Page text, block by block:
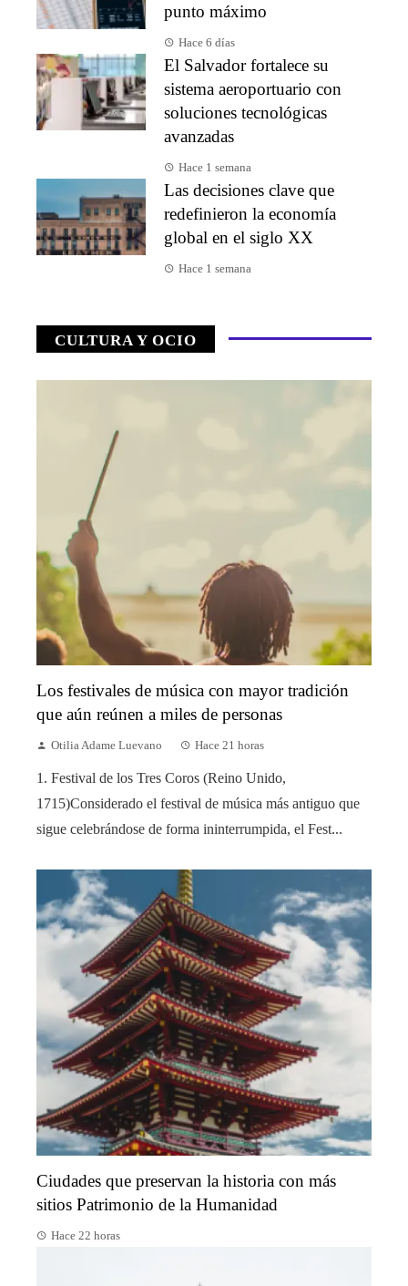
punto máximo
Hace 6 días
El Salvador fortalece su
sistema aeroportuario con
soluciones tecnológicas
avanzadas
Hace 1 semana
Las decisiones clave que
redefinieron la economía
global en el siglo XX
Hace 1 semana
CULTURA Y OCIO
Los festivales de música con mayor tradición
que aún reúnen a miles de personas
Otilia Adame Luevano Hace 21 horas
1. Festival de los Tres Coros (Reino Unido,
1715)Considerado el festival de música más antiguo que
sigue celebrándose de forma ininterrumpida, el Fest...
Ciudades que preservan la historia con más
sitios Patrimonio de la Humanidad
Hace 22 horas